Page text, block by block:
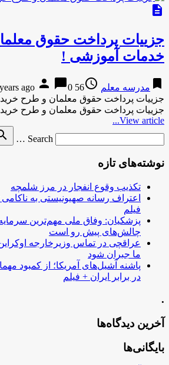
description
جزییات پرداخت حقوق
خدمات آموزشی !
bookmark مدرسه معلم access_time
56 years ago
person chat_bubble0
جزییات پرداخت حقوق معلمان و طرح
جزییات پرداخت حقوق معلمان و طرح
View article...
Search …
نوشته‌های تازه
تکذیب وقوع انفجار در مرز شلمچه
اعتراف رسانه صهیونیستی به ناکامی
فیلم
پزشکیان: وفاق ملی مهم‌ترین سرمایه
چالش‌های پیش رو است
عراقچی در تماس وزیرخارجه
ما جبران شود
پاشنه آشیل‌های آمریکا؛ از کمبود
در برابر ایران + فیلم
.
آخرین دیدگاه‌ها
بایگانی‌ها